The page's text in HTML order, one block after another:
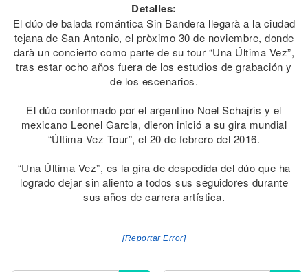
Detalles:
El dúo de balada romántica Sin Bandera llegarà a la ciudad
tejana de San Antonio, el pròximo 30 de noviembre, donde
darà un concierto como parte de su tour “Una Última Vez”,
tras estar ocho años fuera de los estudios de grabación y
de los escenarios.
El dúo conformado por el argentino Noel Schajris y el
mexicano Leonel Garcia, dieron inició a su gira mundial
“Última Vez Tour”, el 20 de febrero del 2016.
“Una Última Vez”, es la gira de despedida del dúo que ha
logrado dejar sin aliento a todos sus seguidores durante
sus años de carrera artística.
[Reportar Error]